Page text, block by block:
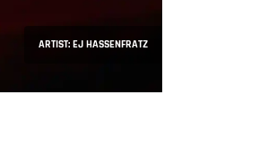
ARTIST: EJ HASSENFRATZ